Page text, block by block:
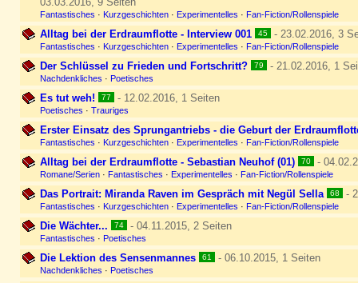
Fantastisches · Kurzgeschichten · Experimentelles · Fan-Fiction/Rollenspiele
Alltag bei der Erdraumflotte - Interview 001 45 - 23.02.2016, 3
Fantastisches · Kurzgeschichten · Experimentelles · Fan-Fiction/Rollenspiele
Der Schlüssel zu Frieden und Fortschritt? 79 - 21.02.2016, 1
Nachdenkliches · Poetisches
Es tut weh! 77 - 12.02.2016, 1 Seiten
Poetisches · Trauriges
Erster Einsatz des Sprungantriebs - die Geburt der
Fantastisches · Kurzgeschichten · Experimentelles · Fan-Fiction/Rollenspiele
Alltag bei der Erdraumflotte - Sebastian Neuhof (01) 70 -
Romane/Serien · Fantastisches · Experimentelles · Fan-Fiction/Rollenspiele
Das Portrait: Miranda Raven im Gespräch mit Negül Sella 68 -
Fantastisches · Kurzgeschichten · Experimentelles · Fan-Fiction/Rollenspiele
Die Wächter... 74 - 04.11.2015, 2 Seiten
Fantastisches · Poetisches
Die Lektion des Sensenmannes 61 - 06.10.2015, 1 Seiten
Nachdenkliches · Poetisches